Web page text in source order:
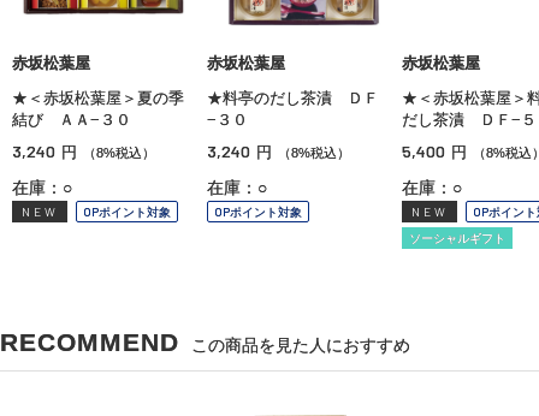
赤坂松葉屋
★＜赤坂松葉屋＞夏の季
結び ＡＡ−３０
3,240 円 （8%税込）
在庫：○
NEW OPポイント対象
赤坂松葉屋
★料亭のだし茶漬 ＤＦ
−３０
3,240 円 （8%税込）
在庫：○
OPポイント対象
赤坂松葉屋
★＜赤坂松葉屋＞
だし茶漬 ＤＦ−５
5,400 円 （8%税込
在庫：○
NEW
OPポイン
ソーシャルギフト
RECOMMEND この商品を見た人におすすめ